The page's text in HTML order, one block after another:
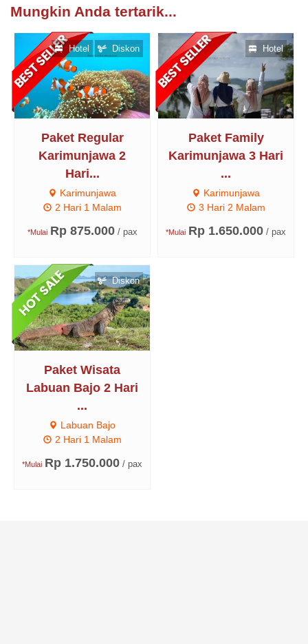
Mungkin Anda tertarik...
Paket Regular
Karimunjawa 2
Hari...
Karimunjawa
2 Hari 1 Malam
*Mulai Rp 875.000 / pax
Hotel Diskon
Paket Family
Karimunjawa 3 Hari
...
Karimunjawa
3 Hari 2 Malam
*Mulai Rp 1.650.000 / pax
Hotel
Paket Wisata
Labuan Bajo 2 Hari
...
Labuan Bajo
2 Hari 1 Malam
*Mulai Rp 1.750.000 / pax
Diskon